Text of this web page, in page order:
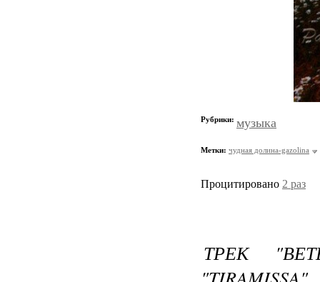
Рубрики: музыка
Метки: чудная долина-gazolina
Процитировано 2 раз
ТРЕК